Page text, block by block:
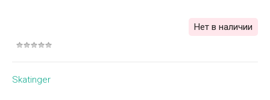
Нет в наличии
Skatinger